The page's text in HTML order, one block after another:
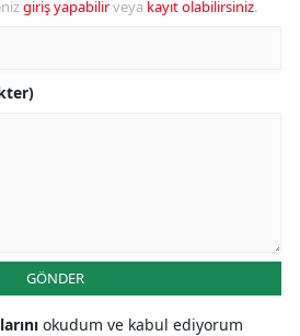
giriş yapabilirveya kayıt olabilirsiniz.
GÖNDER
okudum ve kabul ediyorum